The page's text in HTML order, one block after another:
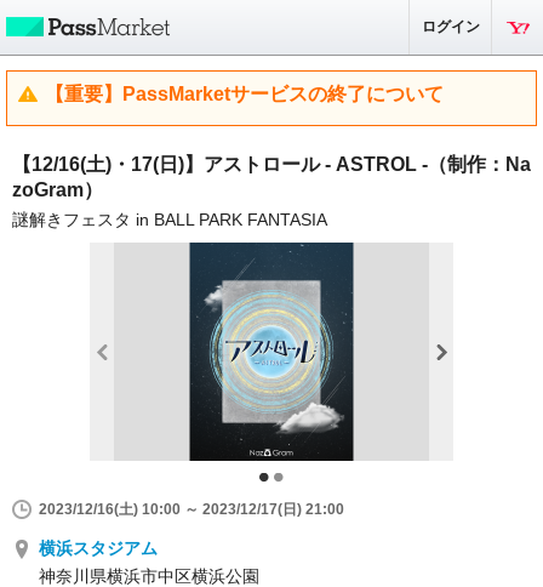
ログイン
【重要】PassMarketサービスの終了について
【12/16(土)・17(日)】アストロール - ASTROL -（制作：Na
zoGram）
謎解きフェスタ in BALL PARK FANTASIA
2023/12/16(土) 10:00 ～ 2023/12/17(日) 21:00
横浜スタジアム
神奈川県横浜市中区横浜公園